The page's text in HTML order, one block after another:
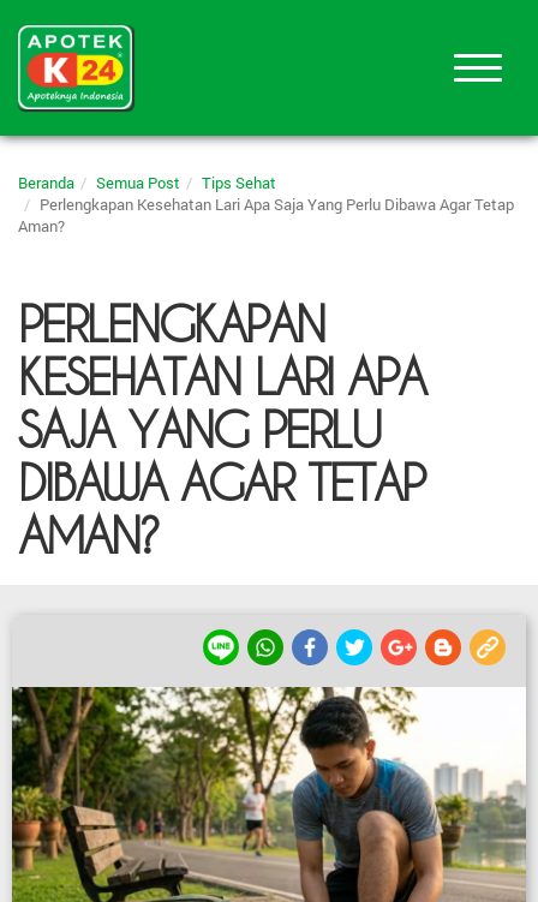
Beranda Semua Post
Tips Sehat
Perlengkapan Kesehatan Lari Apa Saja Yang Perlu Dibawa Agar Tetap
Aman?
PERLENGKAPAN
KESEHATAN LARI APA
SAJA YANG PERLU
DIBAWA AGAR TETAP
AMAN?